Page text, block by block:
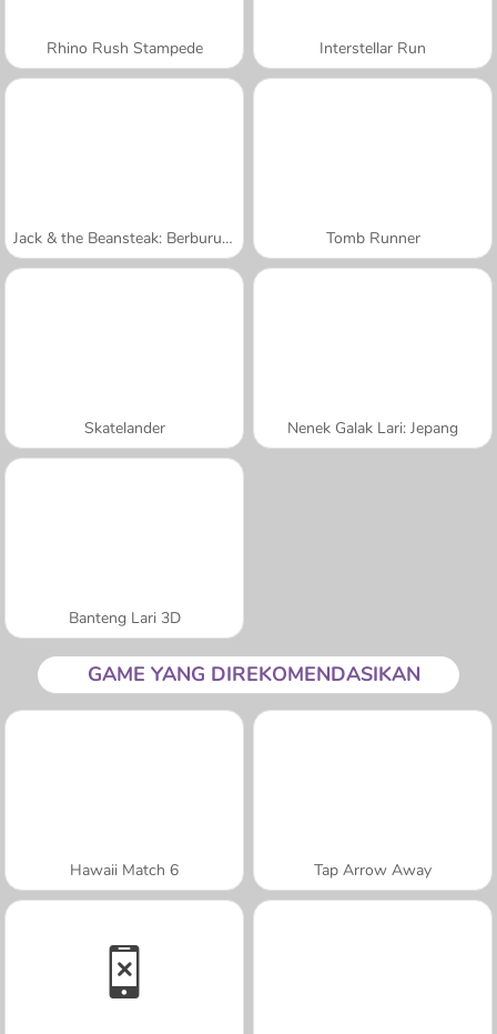
Rhino Rush Stampede Interstellar Run
Jack & the Beansteak: Berburu Emas Tomb Runner
Skatelander Nenek Galak Lari: Jepang
Banteng Lari 3D
GAME YANG DIREKOMENDASIKAN
Hawaii Match 6 Tap Arrow Away